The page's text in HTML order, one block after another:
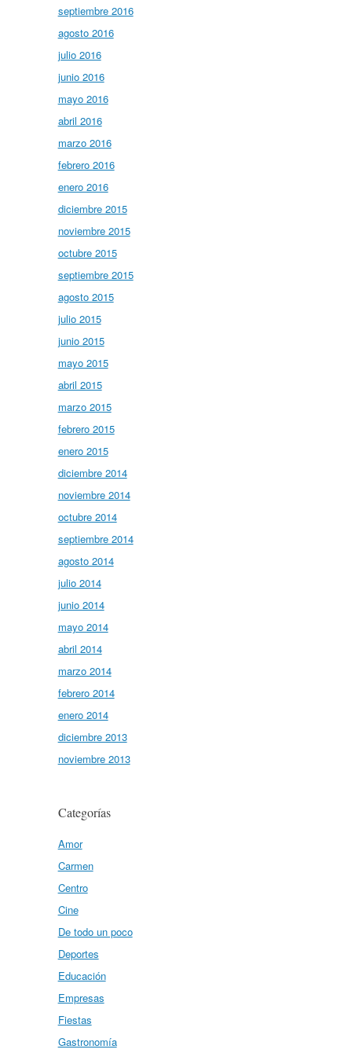
septiembre 2016
agosto 2016
julio 2016
junio 2016
mayo 2016
abril 2016
marzo 2016
febrero 2016
enero 2016
diciembre 2015
noviembre 2015
octubre 2015
septiembre 2015
agosto 2015
julio 2015
junio 2015
mayo 2015
abril 2015
marzo 2015
febrero 2015
enero 2015
diciembre 2014
noviembre 2014
octubre 2014
septiembre 2014
agosto 2014
julio 2014
junio 2014
mayo 2014
abril 2014
marzo 2014
febrero 2014
enero 2014
diciembre 2013
noviembre 2013
Categorías
Amor
Carmen
Centro
Cine
De todo un poco
Deportes
Educación
Empresas
Fiestas
Gastronomía